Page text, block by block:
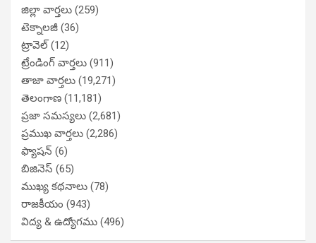
జిల్లా వార్తలు (259)
టెక్నాలజీ (36)
ట్రావెల్(12)
ట్రేండింగ్ వార్తలు (911)
తాజా వార్తలు (19,271)
తెలంగాణ (11,181)
ప్రజా సమస్యలు (2,681)
ప్రముఖ వార్తలు (2,286)
ఫ్యాషన్ (6)
బిజినెస్ (65)
ముఖ్య కథనాలు (78)
రాజకీయం (943)
విద్య & ఉద్యోగము (496)